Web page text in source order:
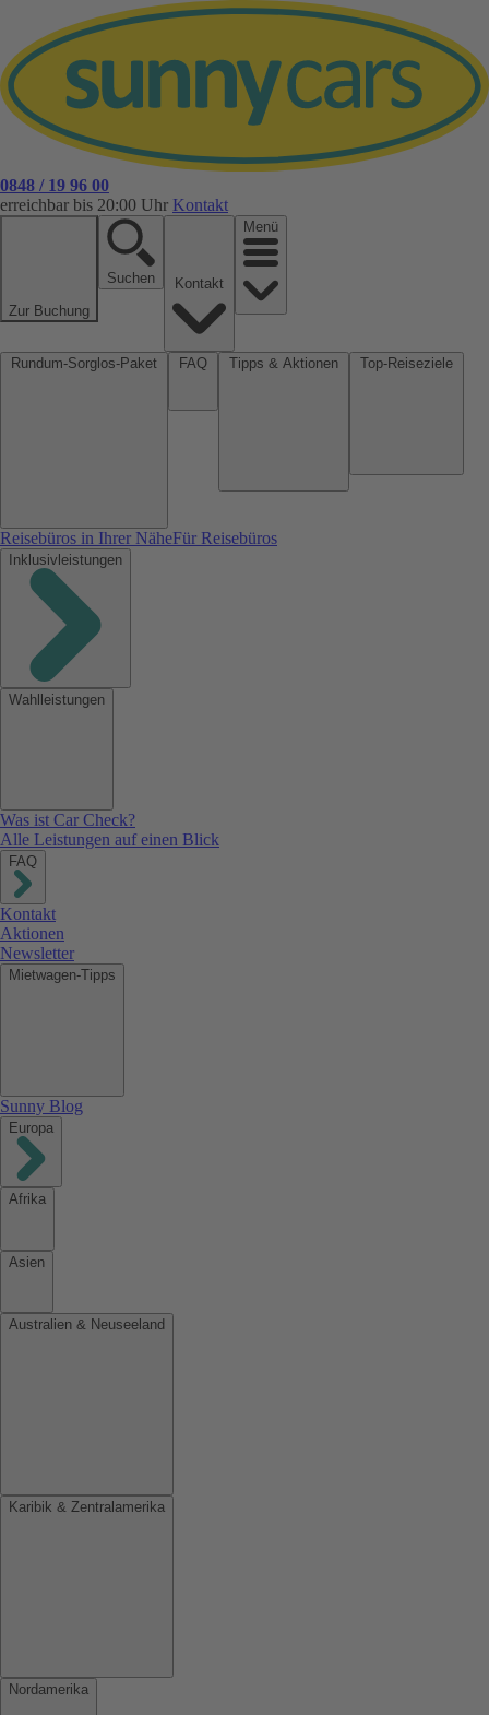
0848 / 19 96 00
erreichbar bis 20:00 Uhr Kontakt
Zur Buchung
Suchen
Menü
Reisebüros in Ihrer NäheFür Reisebüros
Inklusivleistungen
Wahlleistungen
Was ist Car Check?
Alle Leistungen auf einen Blick
FAQ
Kontakt
Aktionen
Newsletter
Mietwagen-Tipps
Sunny Blog
Europa
Afrika
Asien
Australien & Neuseeland
Karibik & Zentralamerika
Nordamerika